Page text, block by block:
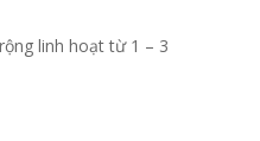
linh hoạt từ 1 – 3